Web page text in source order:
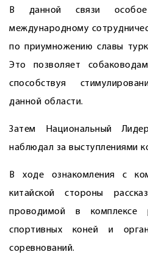
В данной связи особое
международному
по приумножению славы
Это позволяет
способствуя
данной области.
Затем Национальный
наблюдал за выступлениями
В ходе ознакомления с
китайской стороны
проводимой в комплексе
спортивных коней и
соревнований.